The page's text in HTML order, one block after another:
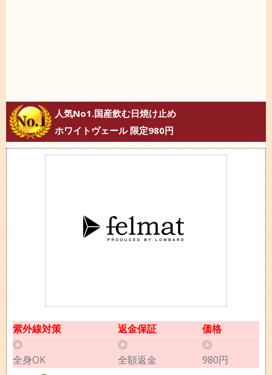
人気No1.国産飲む日焼け止め
ホワイトヴェール 限定980円
紫外線対策 返金保証
価格
◎
全身OK
◎
全額返金
◎
980円